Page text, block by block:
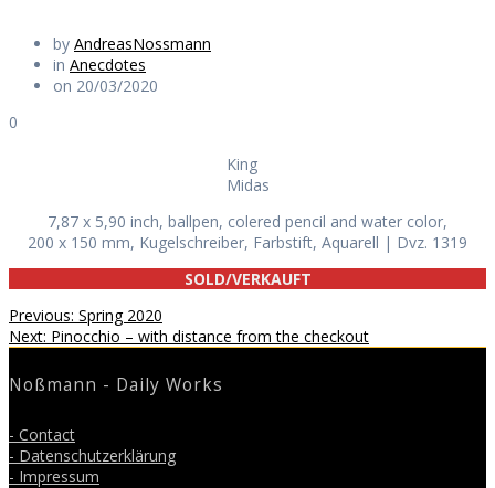
by AndreasNossmann
in Anecdotes
on 20/03/2020
0
King
Midas
7,87 x 5,90 inch, ballpen, colered pencil and water color,
200 x 150 mm, Kugelschreiber, Farbstift, Aquarell | Dvz. 1319
SOLD/VERKAUFT
Beitragsnavigation
Previous: Previous
post:
Spring 2020
Next: Next
Pinocchio – with distance from the checkout
Noßmann - Daily Works
- Contact
- Datenschutzerklärung
- Impressum